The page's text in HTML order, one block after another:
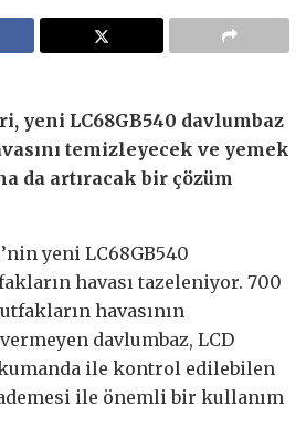
yeni LC68GB540 davlumbaz
temizleyecek ve yemek
da artıracak bir çözüm
yeni LC68GB540
havası tazeleniyor. 700
havasının
davlumbaz, LCD
ile kontrol edilebilen
ile önemli bir kullanım